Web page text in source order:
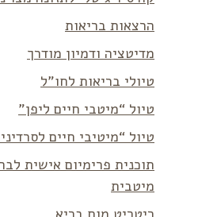
הרצאות בריאות
מדיטציה ודמיון מודרך
טיולי בריאות לחו”ל
טיול “מיטבי חיים ליפן”
טיול “מיטיבי חיים
תוכנית פרימיום אישית
מיטבית